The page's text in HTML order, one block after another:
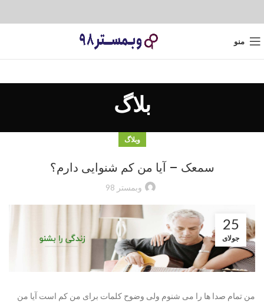
منو
بلاگ
وبلاگ
سمعک – آیا من کم شنوایی دارم؟
وبمستر 98
25
جولای
من تمام صدا ها را می شنوم ولی وضوح کلمات برای من کم است آیا من